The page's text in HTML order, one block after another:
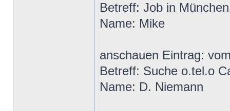
Betreff: Job in
Name: Mike
anschauen Eintrag:
Betreff: Suche o.tel.o
Name: D. Niemann